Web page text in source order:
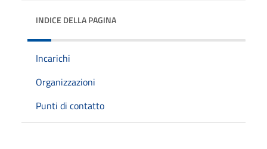
INDICE DELLA PAGINA
Incarichi
Organizzazioni
Punti di contatto